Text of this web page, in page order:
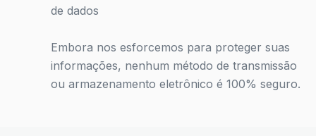
de dados
Embora nos esforcemos para proteger suas
informações, nenhum método de transmissão
ou armazenamento eletrônico é 100% seguro.